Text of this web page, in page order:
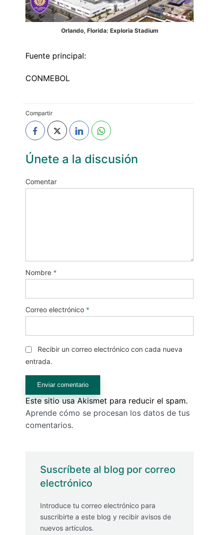
Suscríbete al blog por correo
electrónico
Introduce tu correo electrónico para
suscribirte a este blog y recibir avisos de
nuevos artículos.
Orlando, Florida: Exploria Stadium
Fuente principal:
CONMEBOL
Compartir
Únete a la discusión
Comentar
Nombre *
Correo electrónico *
Recibir un correo electrónico con cada nueva
entrada.
Este sitio usa Akismet para reducir el spam.
Aprende cómo se procesan los datos de tus
comentarios.